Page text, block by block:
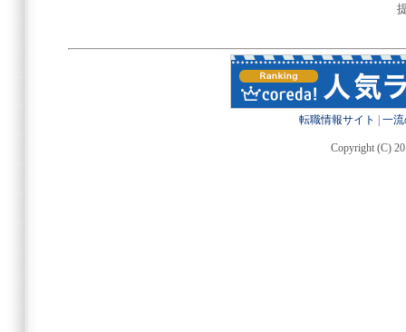
転職情報サイト 一
Copyright (C)